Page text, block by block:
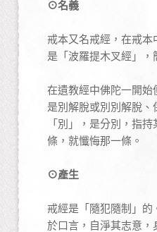
⊙名義
戒本又名戒經，在戒
是「波羅提木叉經」
在遺教經中佛陀一開
是別解脫或別別解脫
「別」，是分別，指
條，就懺悔那一條。
⊙產生
戒經是「隨犯隨制」
於口言，自淨其志意